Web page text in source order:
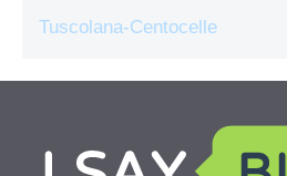
Tuscolana-Centocelle